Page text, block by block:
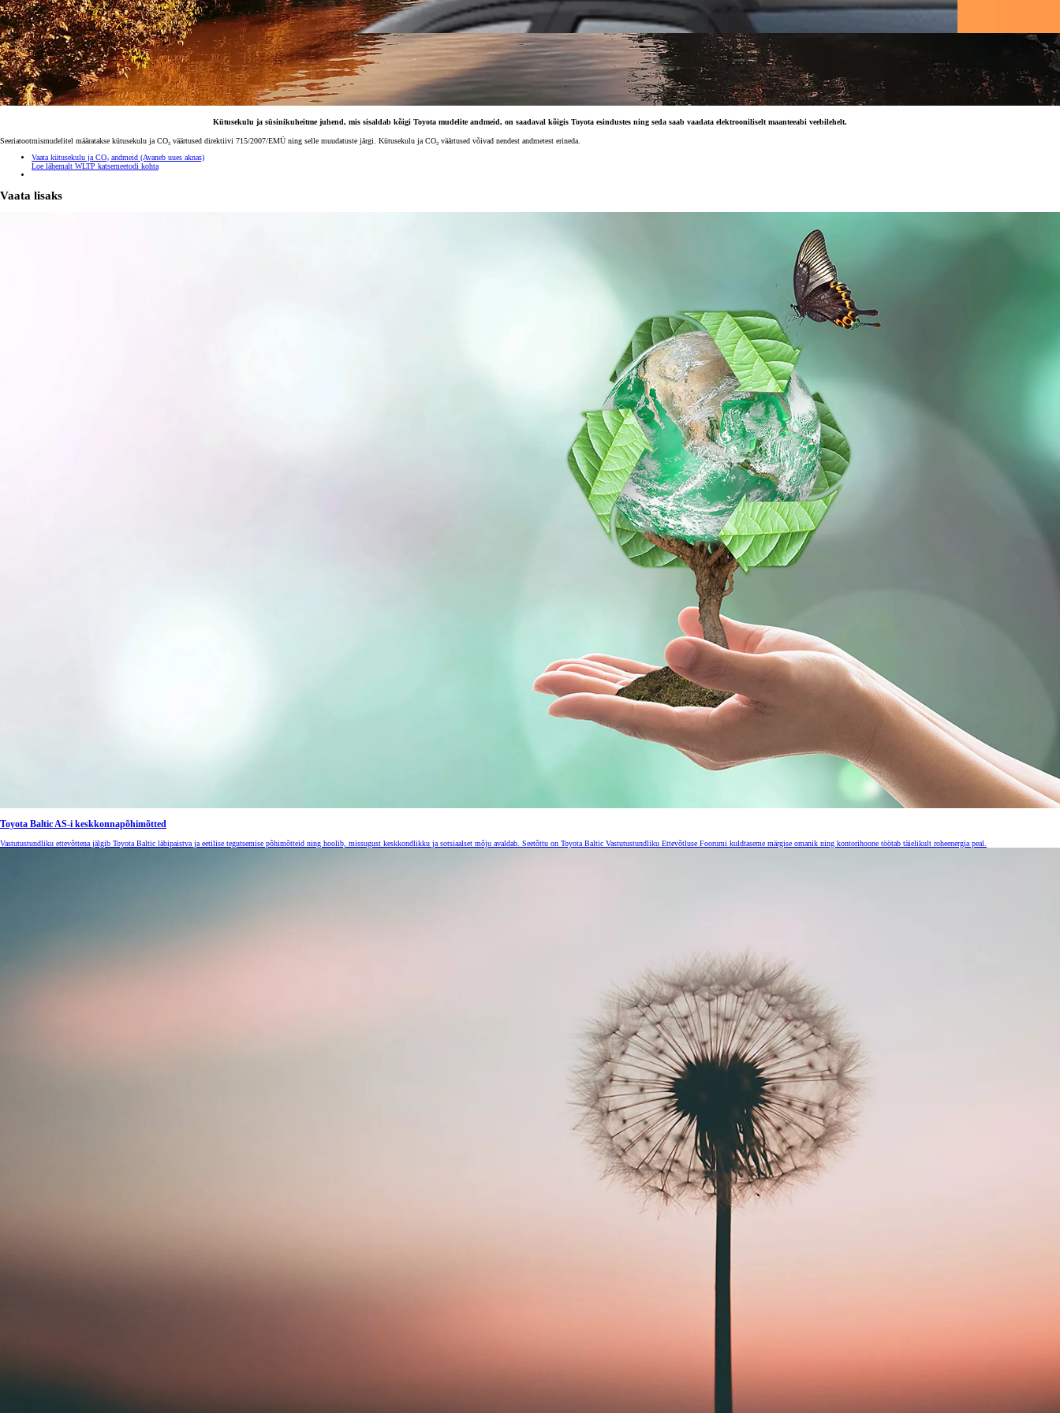
Kütusekulu ja süsinikuheitme juhend, mis sisaldab kõigi Toyota mudelite andmeid, on saadaval kõigis Toyota esindustes ning seda saab vaadata elektrooniliselt maanteeabi veebilehelt.
Seeriatootmismudelitel määratakse kütusekulu ja CO₂ väärtused direktiivi 715/2007/EMÜ ning selle muudatuste järgi. Kütusekulu ja CO₂ väärtused võivad nendest andmetest erineda.
Vaata kütusekulu ja CO₂ andmeid (Avaneb uues aknas)
Loe lähemalt WLTP katsemeetodi kohta
Vaata lisaks
Toyota Baltic AS-i keskkonnapõhimõtted
Vastutustundliku ettevõttena jälgib Toyota Baltic läbipaistva ja eetilise tegutsemise põhimõtteid ning hoolib, missugust keskkondlikku ja sotsiaalset mõju avaldab. Seetõttu on Toyota Baltic Vastutustundliku Ettevõtluse Foorumi kuldtaseme märgise omanik ning kontorihoone töötab täielikult roheenergia peal.